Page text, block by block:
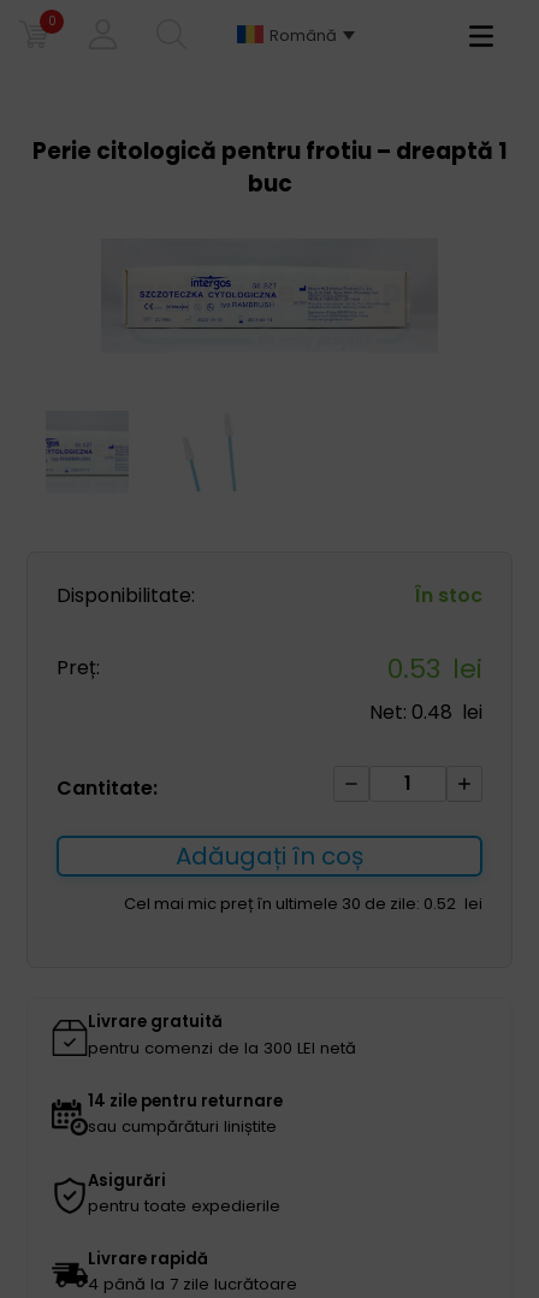
0
Română
Primary
Perie citologică pentru frotiu – dreaptă 1
buc
Disponibilitate: În stoc
Preț: 0.53 lei
Net: 0.48 lei
Cantitate:
Cantitate
citologică
frotiu
Adăugați în coș
Cel mai mic preț în ultimele 30 de zile: 0.52 lei
Livrare gratuită
pentru comenzi de la 300 LEI netă
14 zile pentru returnare
sau cumpărături liniștite
Asigurări
pentru toate expedierile
Livrare rapidă
4 până la 7 zile lucrătoare